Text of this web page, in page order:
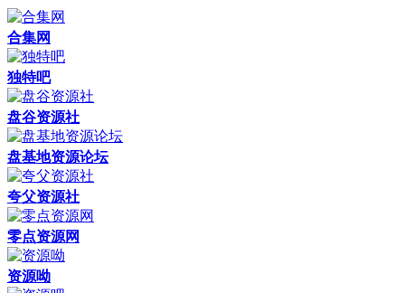
合集网
独特吧
盘谷资源社
盘基地资源论坛
夸父资源社
零点资源网
资源呦